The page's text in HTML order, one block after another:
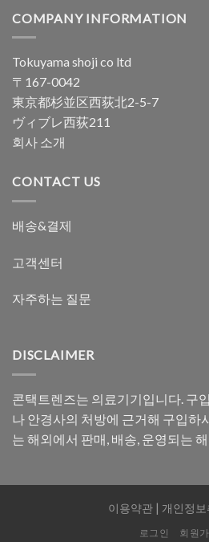
COMPANY INFORMATION
Tokuyama shoji co ltd
〒167-0042
東京都杉並区西荻北2-5-7
ヴィブレ西荻211
회사 소개
CONTACT US
배송&결제
고객센터
자주하는 질문
DISCLAIMER
콘택트렌즈는 의료기기입니다. 구
나 안경사의 처방에 근거해 구입하
는 해외에서 판매, 배송, 운영되는
이용약관| 개인정
로그인 회원